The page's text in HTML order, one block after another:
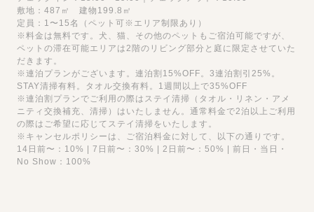
敷地：487㎡ 建物199.8㎡
定員：1〜15名（ペット可※エリア制限あり）
※料金は無料です。犬、猫、その他のペットもご宿泊可能ですが、
ペットの滞在可能エリアは2階のリビング部分と庭に限定させていた
だきます。
※連泊プランがございます。連泊割15%OFF。3連泊割引25%。
STAY清掃有料。タオル交換有料。1週間以上で35%OFF
※連泊割プランでご利用の際はステイ清掃（タオル・リネン・アメ
ニティ交換補充、清掃）はいたしません。通常料金で2泊以上ご利用
の際はご希望に応じてステイ清掃をいたします。
※キャンセルポリシーは、ご宿泊料金に対して、以下の通りです。
14日前〜：10% | 7日前〜：30% | 2日前〜：50% | 前日・当日・
No Show：100%